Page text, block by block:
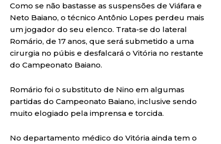
Como se não bastasse as suspensões de Viáfara e
Neto Baiano, o técnico Antônio Lopes perdeu mais
um jogador do seu elenco. Trata-se do lateral
Romário, de 17 anos, que será submetido a uma
cirurgia no púbis e desfalcará o Vitória no restante
do Campeonato Baiano.
Romário foi o substituto de Nino em algumas
partidas do Campeonato Baiano, inclusive sendo
muito elogiado pela imprensa e torcida.
No departamento médico do Vitória ainda tem o